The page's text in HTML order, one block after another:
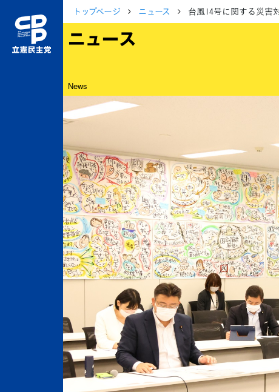
トップページ ニュース 台風14号に関する災害
ニュース
News